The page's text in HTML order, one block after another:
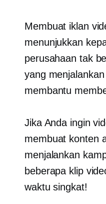
Membuat iklan
menunjukkan
perusahaan tak
yang
membantu
Jika Anda ingin
membuat konten
menjalankan
beberapa klip
waktu singkat!